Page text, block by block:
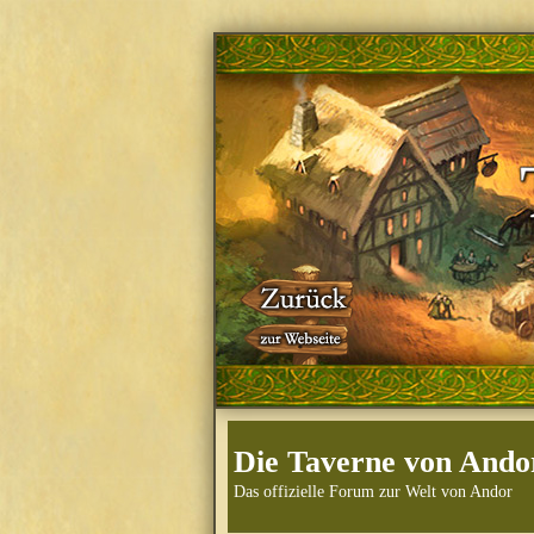
Die Taverne von
Das offizielle Forum zur Welt von Andor